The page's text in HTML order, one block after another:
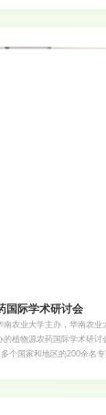
国际学术研讨会
农业大学主办，华南农业
植物源农药国际学术研讨
个国家和地区的200余名